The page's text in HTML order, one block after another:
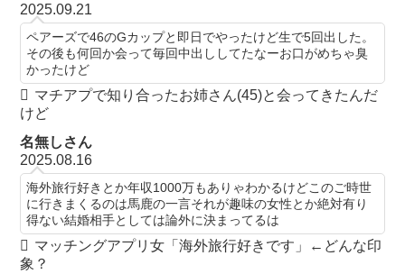
2025.09.21
ペアーズで46のGカップと即日でやったけど生で5回出した。
その後も何回か会って毎回中出ししてたなーお口がめちゃ臭
かったけど
マチアプで知り合ったお姉さん(45)と会ってきたんだ
けど
名無しさん
2025.08.16
海外旅行好きとか年収1000万もありゃわかるけどこのご時世
に行きまくるのは馬鹿の一言それが趣味の女性とか絶対有り
得ない結婚相手としては論外に決まってるは
マッチングアプリ女「海外旅行好きです」←どんな印
象？